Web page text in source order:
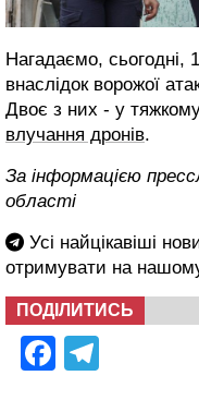
Нагадаємо, сьогодні,
внаслідок ворожої
Двоє з них - у
влучання дронів.
За інформацією
області
Усі найцікавіші
отримувати на
ПОДІЛИТИСЬ
Facebook